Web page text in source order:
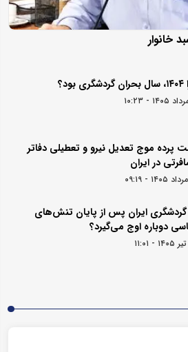
خانوار
پرده موج تعدیل نیرو و تعطیلی دفاتر
در ایران
گردشگری ایران پس از پایان تنش‌های
دوباره اوج می‌گیرد؟